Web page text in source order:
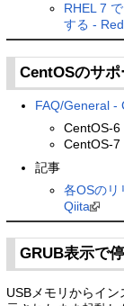
RHEL 7
する -
CentOSのサ
FAQ/General -
CentOS-
CentOS-
記事
各OSのリ
Qiita
GRUB表示で
USBメモリからイ